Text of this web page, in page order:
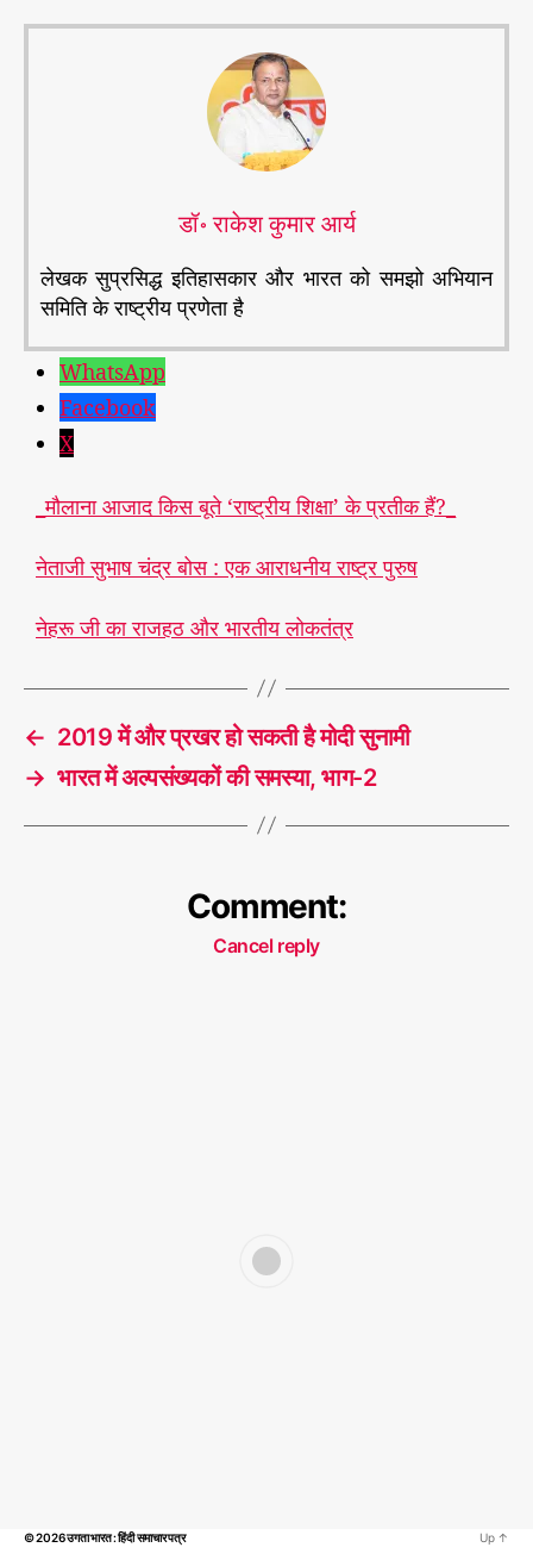
डॉ॰ राकेश कुमार आर्य
लेखक सुप्रसिद्ध इतिहासकार और भारत को समझो अभियान
समिति के राष्ट्रीय प्रणेता है
WhatsApp
Facebook
X
_मौलाना आजाद किस बूते ‘राष्ट्रीय शिक्षा’ के प्रतीक हैं?_
नेताजी सुभाष चंद्र बोस : एक आराधनीय राष्ट्र पुरुष
नेहरू जी का राजहठ और भारतीय लोकतंत्र
T
g
ह
लो
तं
त्र
← 2019 में और प्रखर हो सकती है मोदी सुनामी
→ भारत में अल्पसंख्यकों की समस्या, भाग-2
Comment:
Cancel reply
© 2026उगता भारत : हिंदी समाचार पत्र Up ↑